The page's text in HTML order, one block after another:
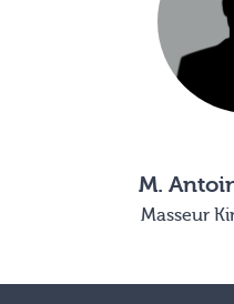
M.
Masseur